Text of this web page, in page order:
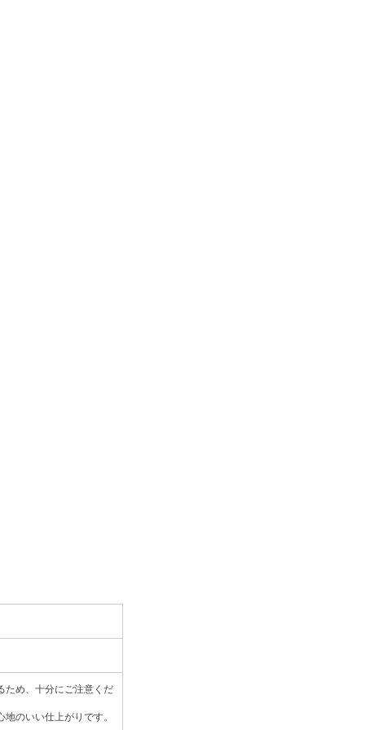
ため、十分にご注意くだ
のいい仕上がりです。